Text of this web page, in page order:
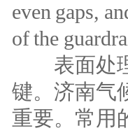
even gaps,
of the
表面处理
键。济南气
重要。常用